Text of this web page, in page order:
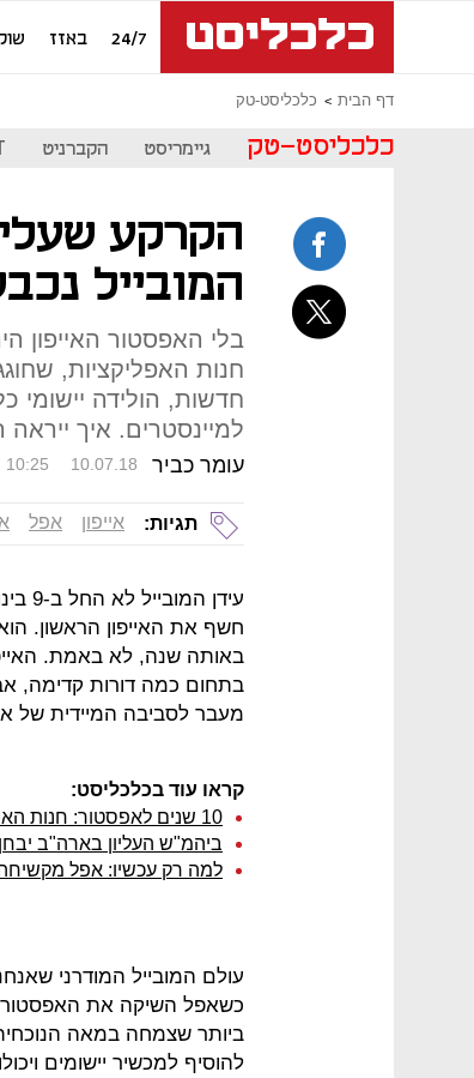
24/7 באזז
דף הבית כלכליסט-טק
כלכליסט-טק גיימריסט הקברניט
הקרקע
המובייל
בלי האפסטור האייפון
חנות האפליקציות,
חדשות, הולידה יישומי
למיינסטרים. איך
עומר כביר 10:25 10.07.18
תגיות: אייפון אפל
באותה שנה, לא באמת.
בתחום כמה דורות קדימה,
מעבר לסביבה המיידית של
קראו עוד בכלכליסט:
10 שנים לאפסטור: חנות האפליקציות ששינתה את העולם פוזלת למזרח
ביהמ"ש העליון בארה"ב
למה רק עכשיו: אפל
עולם המובייל המודרני
כשאפל השיקה את
ביותר שצמחה במאה
להוסיף למכשיר יישומים